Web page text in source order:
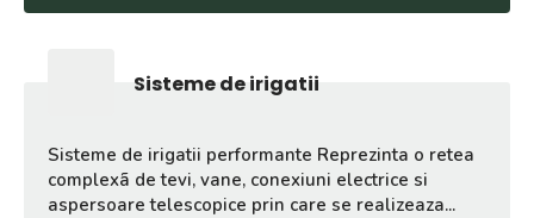
Sisteme de irigatii
Sisteme de irigatii performante Reprezinta o retea
complexã de tevi, vane, conexiuni electrice si
aspersoare telescopice prin care se realizeaza...